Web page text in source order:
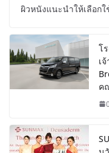
ผิวหนังแนะนำให้เลือก
โ
เ
ค